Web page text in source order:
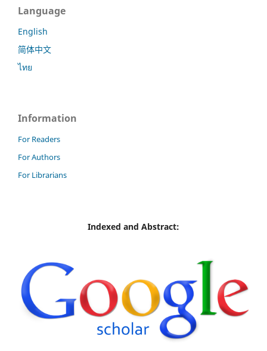
Language
English
简体中文
ไทย
Information
For Readers
For Authors
For Librarians
Indexed and Abstract: